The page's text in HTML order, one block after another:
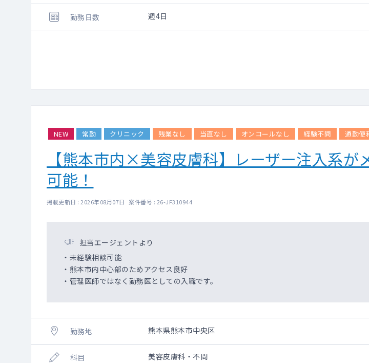
勤務日数 週4日
NEW 常勤 クリニック 残業なし 当直なし オンコールなし 経験不問 通勤便
【熊本市内×美容皮膚科】レーザー注入系
可能！
掲載更新日 : 2026年08月07日 案件番号 : 26-JF310944
担当エージェントより
・未経験相談可能
・熊本市内中心部のためアクセス良好
・管理医師ではなく勤務医としての入職です。
勤務地 熊本県熊本市中央区
科目 美容皮膚科・不問